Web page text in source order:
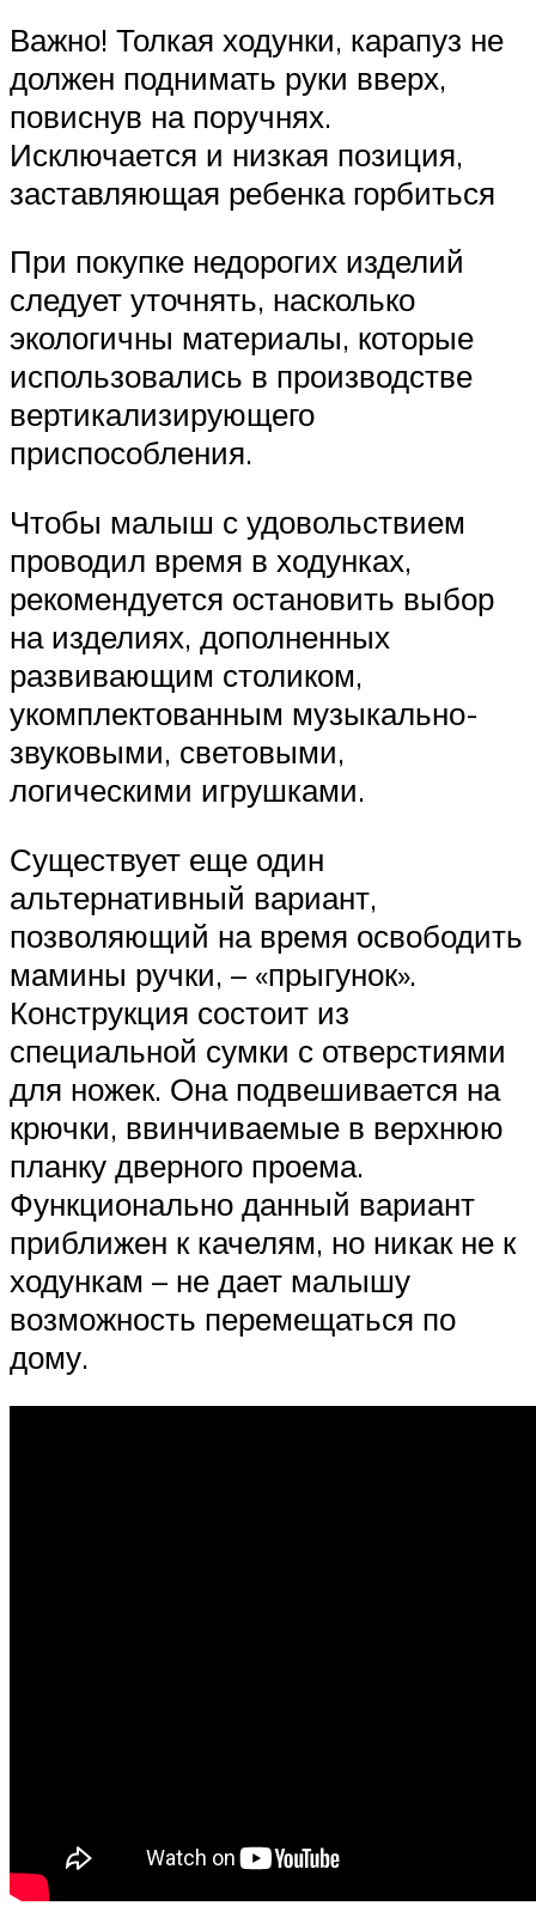
Важно! Толкая ходунки, карапуз не
должен поднимать руки вверх,
повиснув на поручнях.
Исключается и низкая позиция,
заставляющая ребенка горбиться
При покупке недорогих изделий
следует уточнять, насколько
экологичны материалы, которые
использовались в производстве
вертикализирующего
приспособления.
Чтобы малыш с удовольствием
проводил время в ходунках,
рекомендуется остановить выбор
на изделиях, дополненных
развивающим столиком,
укомплектованным музыкально-
звуковыми, световыми,
логическими игрушками.
Существует еще один
альтернативный вариант,
позволяющий на время освободить
мамины ручки, – «прыгунок».
Конструкция состоит из
специальной сумки с отверстиями
для ножек. Она подвешивается на
крючки, ввинчиваемые в верхнюю
планку дверного проема.
Функционально данный вариант
приближен к качелям, но никак не к
ходункам – не дает малышу
возможность перемещаться по
дому.